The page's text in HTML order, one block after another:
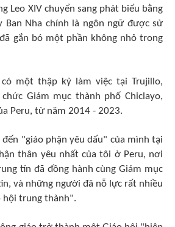
Leo XIV chuyển sang phát biểu bằng
Ban Nha chính là ngôn ngữ được sử
gắn bó một phần không nhỏ trong
một thập kỷ làm việc tại Trujillo,
Giám mục thành phố Chiclayo,
Peru, từ năm 2014 - 2023.
"giáo phận yêu dấu" của mình tại
thân yêu nhất của tôi ở Peru, nơi
tín đã đồng hành cùng Giám mục
và những người đã nỗ lực rất nhiều
hội trung thành".